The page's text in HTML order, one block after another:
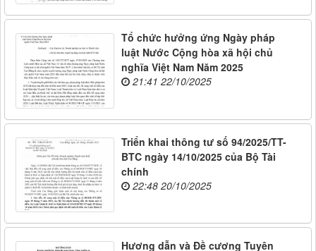
Tổ chức hưởng ứng Ngày pháp
luật Nước Cộng hòa xã hội chủ
nghĩa Việt Nam Năm 2025
21:41 22/10/2025
Triển khai thông tư số 94/2025/TT-
BTC ngày 14/10/2025 của Bộ Tài
chính
22:48 20/10/2025
Hương dẫn và Đề cương Tuyên